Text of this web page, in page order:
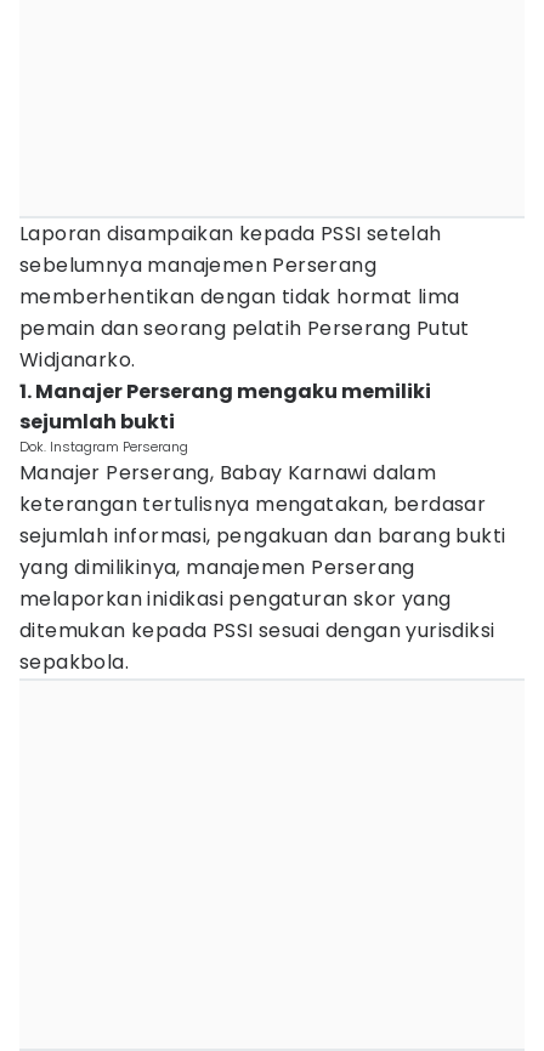
Laporan disampaikan kepada PSSI setelah
sebelumnya manajemen Perserang
memberhentikan dengan tidak hormat lima
pemain dan seorang pelatih Perserang Putut
Widjanarko.
1. Manajer Perserang mengaku memiliki
sejumlah bukti
Dok. Instagram Perserang
Manajer Perserang, Babay Karnawi dalam
keterangan tertulisnya mengatakan, berdasar
sejumlah informasi, pengakuan dan barang bukti
yang dimilikinya, manajemen Perserang
melaporkan inidikasi pengaturan skor yang
ditemukan kepada PSSI sesuai dengan yurisdiksi
sepakbola.